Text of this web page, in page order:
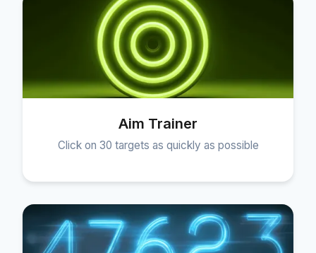
Aim Trainer
Click on 30 targets as quickly as possible